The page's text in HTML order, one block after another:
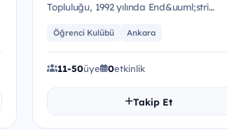
Topluluğu, 1992 yılında End&uuml;stri
Öğrenci Kulübü Ankara
11-50üye 0etkinlik
Takip Et